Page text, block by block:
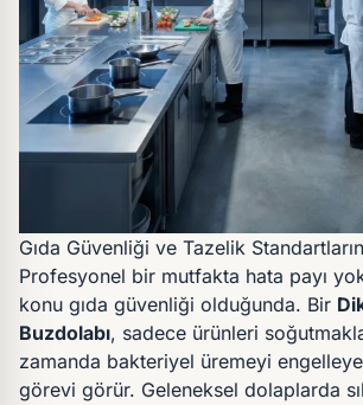
Gıda Güvenliği ve Tazelik
Profesyonel bir mutfakta hata payı
konu gıda güvenliği olduğunda. Bir
Buzdolabı, sadece ürünleri
zamanda bakteriyel üremeyi
görevi görür. Geleneksel dolaplarda